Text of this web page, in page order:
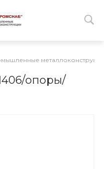
опоры/